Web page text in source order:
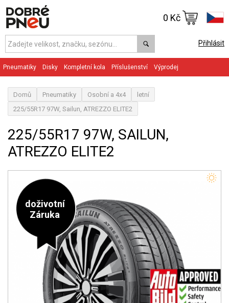
Přihlásit
0 Kč
Pneumatiky Disky Kompletní kola Příslušenství Výprodej
Domů Pneumatiky Osobní a 4x4
letní
225/55R17 97W, Sailun, ATREZZO ELITE2
225/55R17 97W, SAILUN,
ATREZZO ELITE2
doživotní
Záruka